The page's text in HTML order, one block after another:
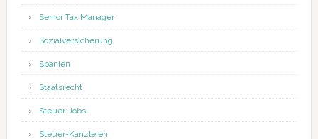
Senior Tax Manager
Sozialversicherung
Spanien
Staatsrecht
Steuer-Jobs
Steuer-Kanzleien